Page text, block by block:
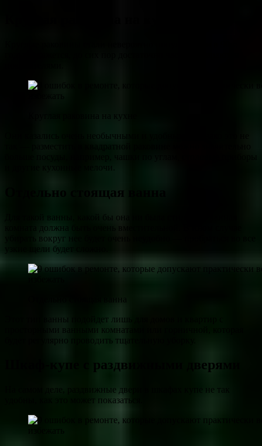
Круглая раковина на кухне
Они казались очень необычными и удобными, однако это не
так — разместить в квадратной раковине можно значительно
Отдельно стоящая ванна
Для такой ванны, какой бы она ни была стильной, ванная
комната должна быть очень вместительной. В ином случае
убирать вокруг нее будет очень неудобно — пробраться во все
узкие щели будет сложно.
Этот тип ванны подойдет лишь для домов и квартир с
просторными ванными комнатами или горничной, которая
будет регулярно проводить тщательную уборку.
Шкаф-купе с раздвижными дверями
На самом деле, раздвижные двери в шкафах купе не так
удобны, как это может показаться.